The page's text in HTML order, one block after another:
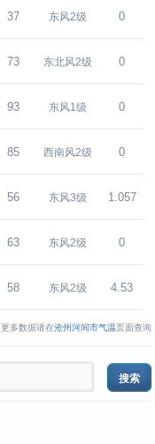
37 东风2级 0
73 东北风2级 0
93 东风1级 0
85 西南风2级 0
56 东风3级 1.057
63 东风2级 0
58 东风2级 4.53
更多数据请在沧州河间市气温页面查询